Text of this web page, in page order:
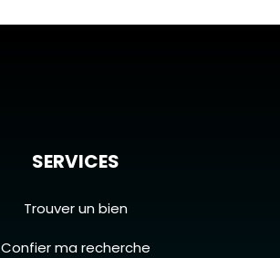
SERVICES
Trouver un bien
Confier ma recherche